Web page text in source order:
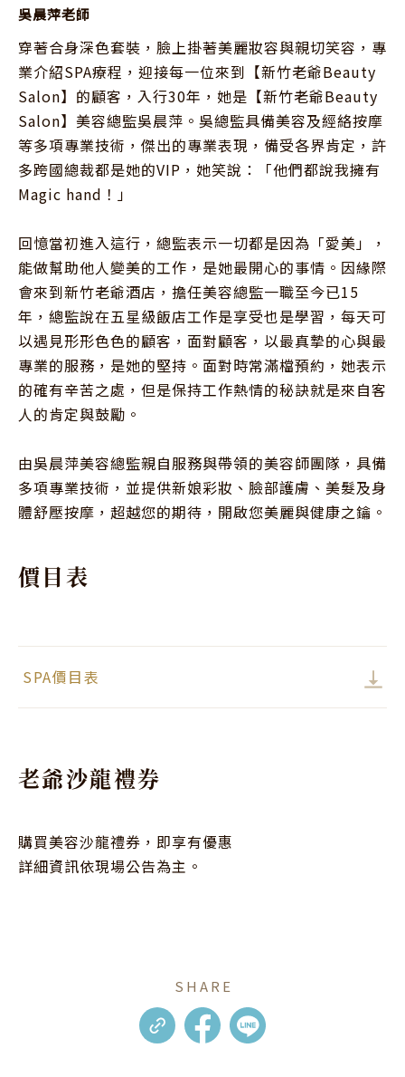
吳晨萍老師
穿著合身深色套裝，臉上掛著美麗妝容與親切笑容，專
業介紹SPA療程，迎接每一位來到【新竹老爺Beauty
Salon】的顧客，入行30年，她是【新竹老爺Beauty
Salon】美容總監吳晨萍。吳總監具備美容及經絡按摩
等多項專業技術，傑出的專業表現，備受各界肯定，許
多跨國總裁都是她的VIP，她笑說：「他們都說我擁有
Magic hand！」
回憶當初進入這行，總監表示一切都是因為「愛美」，
能做幫助他人變美的工作，是她最開心的事情。因緣際
會來到新竹老爺酒店，擔任美容總監一職至今已15
年，總監說在五星級飯店工作是享受也是學習，每天可
以遇見形形色色的顧客，面對顧客，以最真摯的心與最
專業的服務，是她的堅持。面對時常滿檔預約，她表示
的確有辛苦之處，但是保持工作熱情的秘訣就是來自客
人的肯定與鼓勵。
由吳晨萍美容總監親自服務與帶領的美容師團隊，具備
多項專業技術，並提供新娘彩妝、臉部護膚、美髮及身
體舒壓按摩，超越您的期待，開啟您美麗與健康之鑰。
價目表
SPA價目表
老爺沙龍禮券
購買美容沙龍禮券，即享有優惠
詳細資訊依現場公告為主。
SHARE